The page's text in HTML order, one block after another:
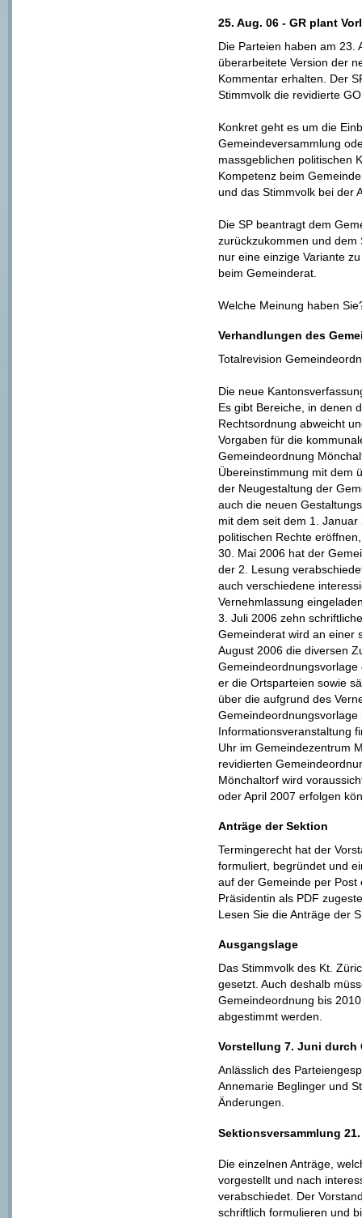
25. Aug. 06 - GR plant
Die Parteien haben am 23.
überarbeitete Version der
Kommentar erhalten. Der
Stimmvolk die revidierte
Konkret geht es um die
Gemeindeversammlung
massgeblichen politischen
Kompetenz beim
und das Stimmvolk bei der
Die SP beantragt dem
zurückzukommen und dem
nur eine einzige Variante
beim Gemeinderat.
Welche Meinung haben
Verhandlungen des
Totalrevision
Die neue
Es gibt Bereiche, in denen
Rechtsordnung abweicht
Vorgaben für die
Gemeindeordnung
Übereinstimmung mit dem
der Neugestaltung der
auch die neuen
mit dem seit dem 1.
politischen Rechte
30. Mai 2006 hat der
der 2. Lesung
auch verschiedene
Vernehmlassung
3. Juli 2006 zehn
Gemeinderat wird an einer
August 2006 die diversen
er die Ortsparteien sowie
über die aufgrund des
Informationsveranstaltung
Uhr im Gemeindezentrum
revidierten
Mönchaltorf wird
oder April 2007 erfolgen
Anträge der Sektion
Termingerecht hat der
formuliert, begründet und
auf der Gemeinde per
Präsidentin als PDF
Lesen Sie die Anträge der
Ausgangslage
Das Stimmvolk des Kt.
gesetzt. Auch deshalb
Gemeindeordnung bis
abgestimmt werden.
Vorstellung 7. Juni durch
Anlässlich des
Annemarie Beglinger und
Änderungen.
Sektionsversammlung
Die einzelnen Anträge,
vorgestellt und nach
verabschiedet. Der
schriftlich formulieren und